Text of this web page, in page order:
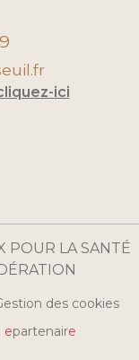
ici
POUR LA SANTÉ
des cookies
epartenaire